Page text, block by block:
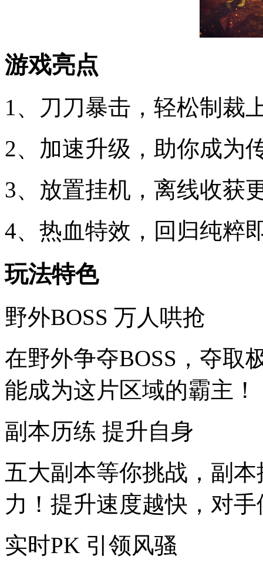
游戏亮点
1、刀刀暴击，轻松制裁
2、加速升级，助你成为
3、放置挂机，离线收获
4、热血特效，回归纯粹
玩法特色
野外BOSS 万人哄抢
在野外争夺BOSS，夺取
能成为这片区域的霸主！
副本历练 提升自身
五大副本等你挑战，副
力！提升速度越快，对
实时PK 引领风骚